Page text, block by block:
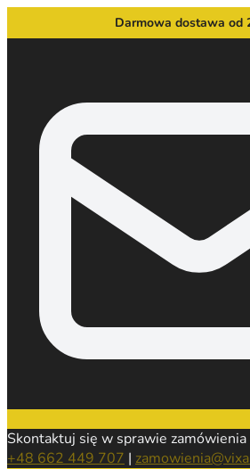
Darmowa dostawa od
Skontaktuj się w sprawie
+48 662 449 707 |